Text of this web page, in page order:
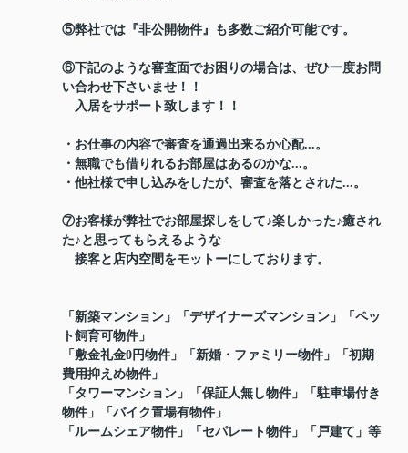
⑤弊社では『非公開物件』も多数ご紹介可能です。
⑥下記のような審査面でお困りの場合は、ぜひ一度お問
い合わせ下さいませ！！
入居をサポート致します！！
・お仕事の内容で審査を通過出来るか心配...。
・無職でも借りれるお部屋はあるのかな...。
・他社様で申し込みをしたが、審査を落とされた...。
⑦お客様が弊社でお部屋探しをして♪楽しかった♪癒され
た♪と思ってもらえるような
接客と店内空間をモットーにしております。
「新築マンション」「デザイナーズマンション」「ペッ
ト飼育可物件」
「敷金礼金0円物件」「新婚・ファミリー物件」「初期
費用抑えめ物件」
「タワーマンション」「保証人無し物件」「駐車場付き
物件」「バイク置場有物件」
「ルームシェア物件」「セパレート物件」「戸建て」等